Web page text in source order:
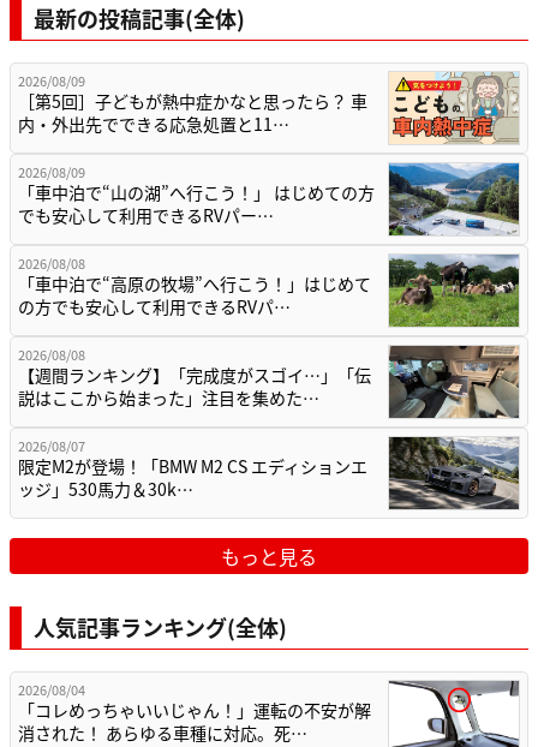
最新の投稿記事(全体)
2026/08/09
［第5回］子どもが熱中症かなと思ったら？ 車
内・外出先でできる応急処置と11…
2026/08/09
「車中泊で“山の湖”へ行こう！」 はじめての方
でも安心して利用できるRVパー…
2026/08/08
「車中泊で“高原の牧場”へ行こう！」はじめて
の方でも安心して利用できるRVパ…
2026/08/08
【週間ランキング】「完成度がスゴイ…」「伝
説はここから始まった」注目を集めた…
2026/08/07
限定M2が登場！「BMW M2 CS エディションエ
ッジ」530馬力＆30k…
もっと見る
人気記事ランキング(全体)
2026/08/04
「コレめっちゃいいじゃん！」運転の不安が解
消された！ あらゆる車種に対応。死…